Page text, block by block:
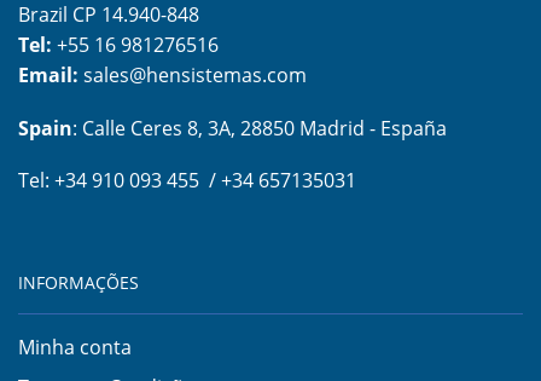
Brazil CP 14.940-848
Tel: +55 16 981276516
Email: sales@hensistemas.com
Spain: Calle Ceres 8, 3A, 28850 Madrid - España
Tel: +34 910 093 455 / +34 657135031
INFORMAÇÕES
Minha conta